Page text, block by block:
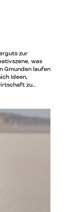
zur
was
Gmunden laufen
Ideen,
zu
Patricia
Special der